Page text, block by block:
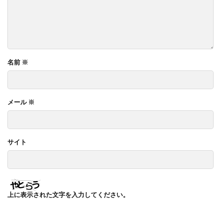
名前 ※
メール ※
サイト
上に表示された文字を入力してください。